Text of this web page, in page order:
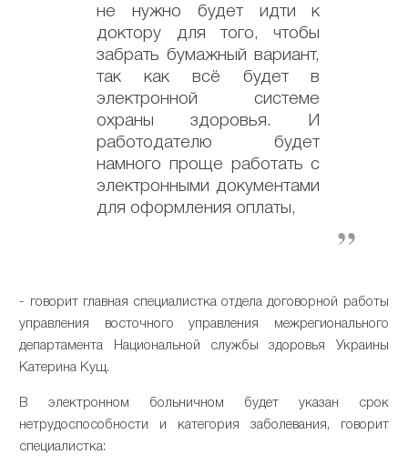
не нужно будет идти к
доктору для того, чтобы
забрать бумажный вариант,
так как всё будет в
электронной системе
охраны здоровья. И
работодателю будет
намного проще работать с
электронными документами
для оформления оплаты,
- говорит главная специалистка отдела договорной работы
управления восточного управления межрегионального
департамента Национальной службы здоровья Украины
Катерина Кущ.
В электронном больничном будет указан срок
нетрудоспособности и категория заболевания, говорит
специалистка: